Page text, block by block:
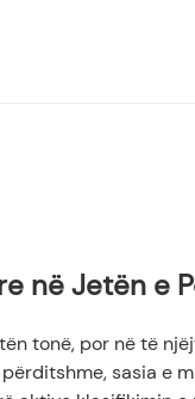
në Jetën e
tonë, por në të
sasia e